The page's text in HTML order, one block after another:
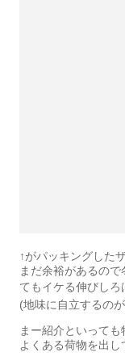
↑がパッキングした
まだ余裕があるの
てもイケる伸びしろ
(地味に自立するの
まー紹介といって
よくある荷物を出し